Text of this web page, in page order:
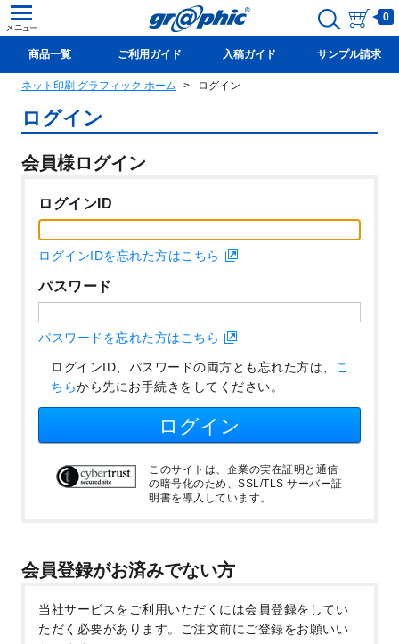
0
商品一覧 ご利用ガイド 入稿ガイド サンプル請求
新規会員登録(無料)
ネット印刷 グラフィック ホーム ログイン
ログイン
会員様ログイン
ログインID
ログインIDを忘れた方はこちら
パスワード
パスワードを忘れた方はこちら
ログインID、パスワードの両方とも忘れた方は、 こ
ちらから先にお手続きをしてください。
ログイン
このサイトは、企業の実在証明と通信
の暗号化のため、SSL/TLS サーバー証
明書を導入しています。
会員登録がお済みでない方
当社サービスをご利用いただくには会員登録をしてい
ただく必要があります。
ご注文前にご登録をお願いい